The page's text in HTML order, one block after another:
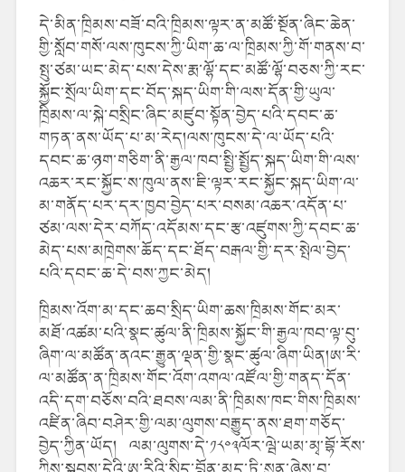
དེ་མིན་ཁྲིམས་བཟོ་བའི་ཁྲིམས་ལྟར་ན་མཚོ་སྔོན་ཞིང་ཆེན་
གྱི་སློབ་གསོ་ལས་ཁུངས་ཀྱི་ཡིག་ཆ་ལ་ཁྲིམས་ཀྱི་གོ་གནས་བ་
སྤུ་ཙམ་ཡང་མེད་པས་དེས་རྨ་ལྷོ་དང་མཚོ་ལྷོ་བཅས་ཀྱི་རང་
སྐྱོང་སྲོལ་ཡིག་དང་བོད་སྐད་ཡིག་གི་ལས་དོན་གྱི་ཡུལ་
ཁྲིམས་ལ་སྐེ་བསྲིང་ཞིང་མཛུབ་སྟོན་བྱེད་པའི་དབང་ཆ་
གཏན་ནས་ཡོད་པ་མ་རེད།ལས་ཁུངས་དེ་ལ་ཡོད་པའི་
དབང་ཆ་ཉག་གཅིག་ནི་རྒྱལ་ཁབ་སྤྱི་སྤྱོད་སྐད་ཡིག་གི་ལས་
འཆར་རང་སྐྱོང་ས་ཁུལ་ནས་ཇི་ལྟར་རང་སྐྱོང་སྐད་ཡིག་ལ་
མ་གནོད་པར་དར་ཁྱབ་བྱེད་པར་བསམ་འཆར་འདོན་པ་
ཙམ་ལས་དེར་བཀོད་འདོམས་དང་རྩ་འཛུགས་ཀྱི་དབང་ཆ་
མེད་པས་མཁྲེགས་ཆོད་དང་ཐོད་བརྒལ་གྱི་དར་སྤེལ་བྱེད་
པའི་དབང་ཆ་དེ་བས་ཀྱང་མེད།
ཁྲིམས་འོག་མ་དང་ཆབ་སྲིད་ཡིག་ཆས་ཁྲིམས་གོང་མར་
མཐོ་འཚམ་པའི་སྣང་ཚུལ་ནི་ཁྲིམས་སྐྱོང་གི་རྒྱལ་ཁབ་ལྟ་བུ་
ཞིག་ལ་མཚོན་ནའང་རྒྱུན་ལྡན་གྱི་སྣང་ཚུལ་ཞིག་ཡིན།ཨ་རི་
ལ་མཚོན་ན་ཁྲིམས་གོང་འོག་འགལ་འཛོལ་གྱི་གནད་དོན་
འདི་དག་བཅོས་བའི་ཐབས་ལམ་ནི་ཁྲིམས་ཁང་གིས་ཁྲིམས་
འཛིན་ཞིབ་བཤེར་གྱི་ལམ་ལུགས་བརྒྱུད་ནས་ཐག་གཅོད་
བྱེད་ཀྱིན་ཡོད། ལམ་ལུགས་དེ་༡༨༠༣ལོར་ལྦེ་ཡམ་མྭ་བྷོ་རོས་